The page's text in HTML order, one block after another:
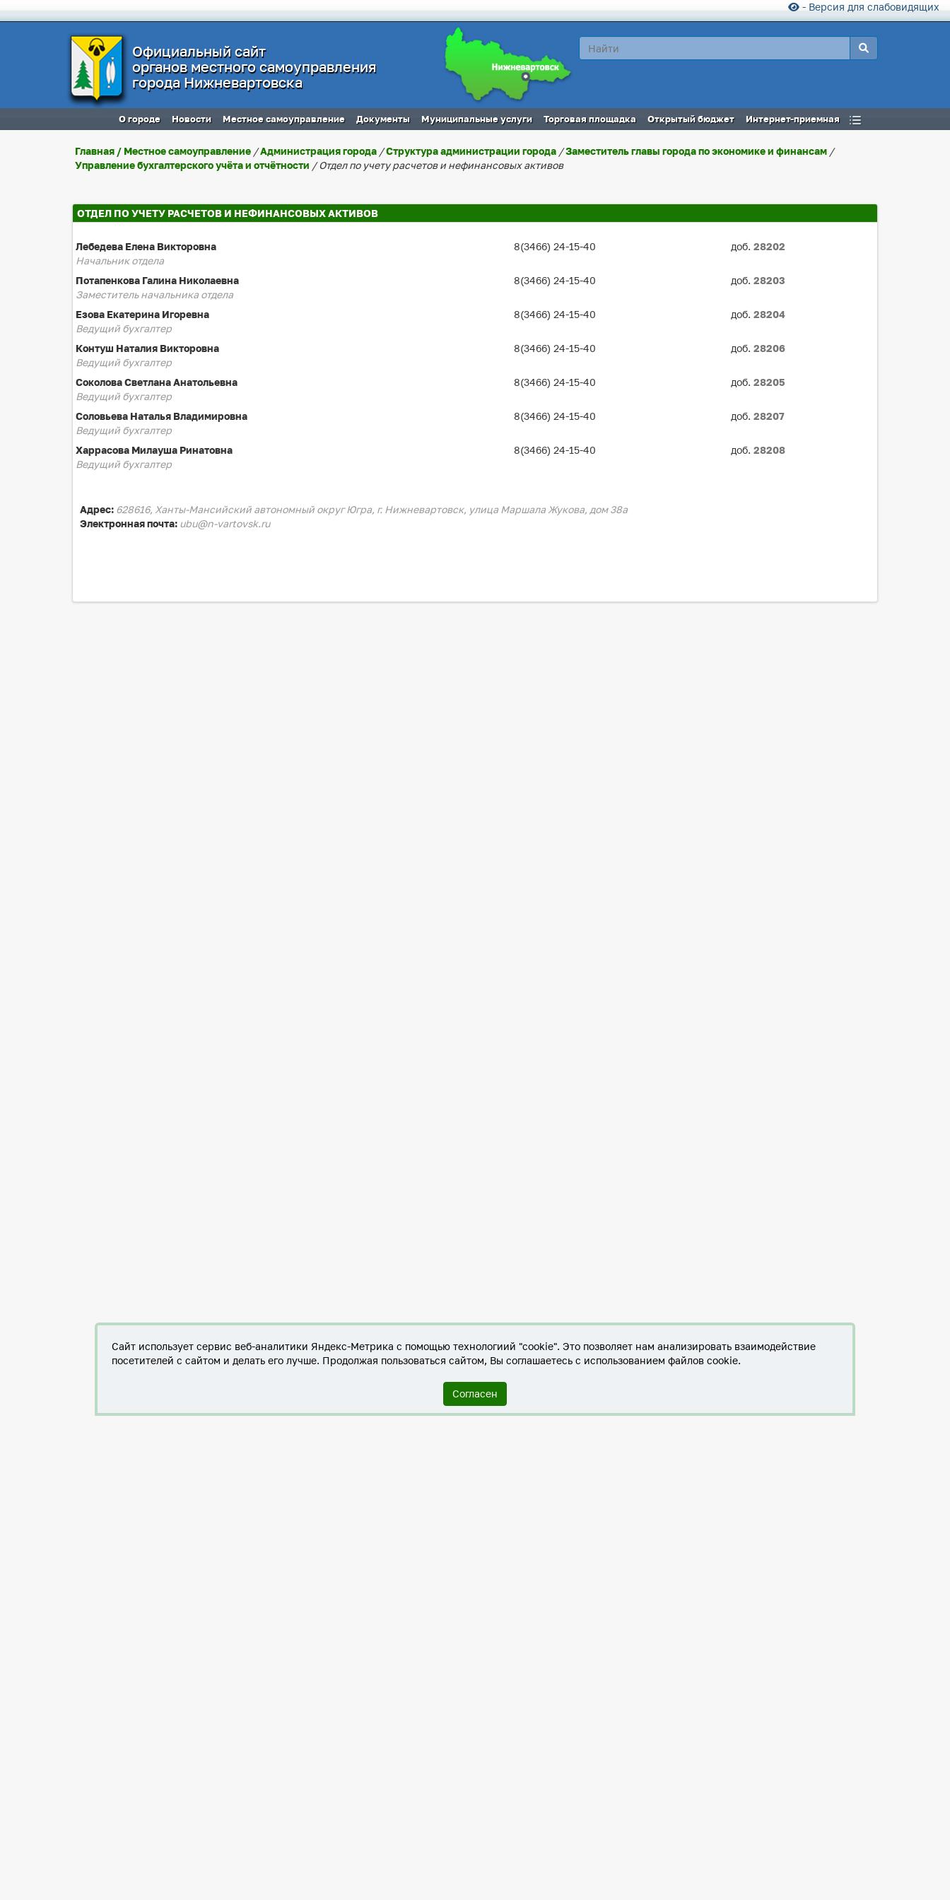
- Версия для слабовидящих
Официальный сайт
органов местного самоуправления
города Нижневартовска
О городе Новости Местное самоуправление Документы Муниципальные услуги Торговая площадка Открытый бюджет Интернет-приемная
Главная / Местное самоуправление /Администрация города /Структура администрации города /Заместитель главы города по экономике и финансам /
Управление бухгалтерского учёта и отчётности / Отдел по учету расчетов и нефинансовых активов
ОТДЕЛ ПО УЧЕТУ РАСЧЕТОВ И НЕФИНАНСОВЫХ АКТИВОВ
Лебедева Елена Викторовна
Начальник отдела
8(3466) 24-15-40 доб. 28202
Потапенкова Галина Николаевна
Заместитель начальника отдела
8(3466) 24-15-40 доб. 28203
Езова Екатерина Игоревна
Ведущий бухгалтер
8(3466) 24-15-40 доб. 28204
Контуш Наталия Викторовна
Ведущий бухгалтер
8(3466) 24-15-40 доб. 28206
Соколова Светлана Анатольевна
Ведущий бухгалтер
8(3466) 24-15-40 доб. 28205
Соловьева Наталья Владимировна
Ведущий бухгалтер
8(3466) 24-15-40 доб. 28207
Харрасова Милауша Ринатовна
Ведущий бухгалтер
8(3466) 24-15-40 доб. 28208
Адрес: 628616, Ханты-Мансийский автономный округ Югра, г. Нижневартовск, улица Маршала Жукова, дом 38а
Электронная почта: ubu@n-vartovsk.ru
Сайт использует сервис веб-аналитики Яндекс-Метрика с помощью технологиий "cookie". Это позволяет нам анализировать взаимодействие
посетителей с сайтом и делать его лучше. Продолжая пользоваться сайтом, Вы соглашаетесь с использованием файлов cookie.
Согласен